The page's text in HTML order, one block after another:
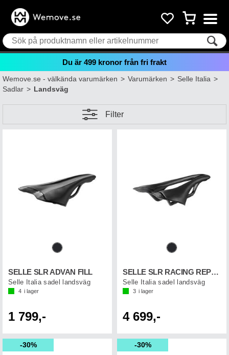
Du är 499 kronor från fri frakt
Wemove.se - välkända varumärken>Varumärken>Selle Italia>
Sadlar>Landsväg
Filter
SELLE SLR ADVAN FILL
Selle Italia sadel landsväg
4 i lager
1 799,-
SELLE SLR RACING REPLICA
Selle Italia sadel landsväg
3 i lager
4 699,-
30% 30%